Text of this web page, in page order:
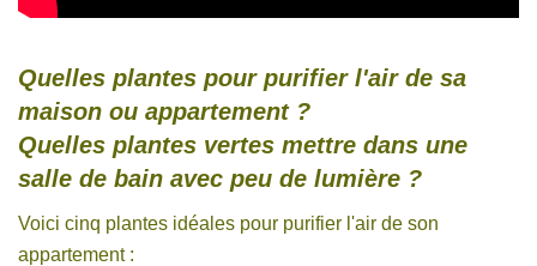
Quelles plantes pour purifier l'air de sa
maison ou appartement ?
Quelles plantes vertes mettre dans une
salle de bain avec peu de lumière ?
Voici cinq plantes idéales pour purifier l'air de son
appartement :